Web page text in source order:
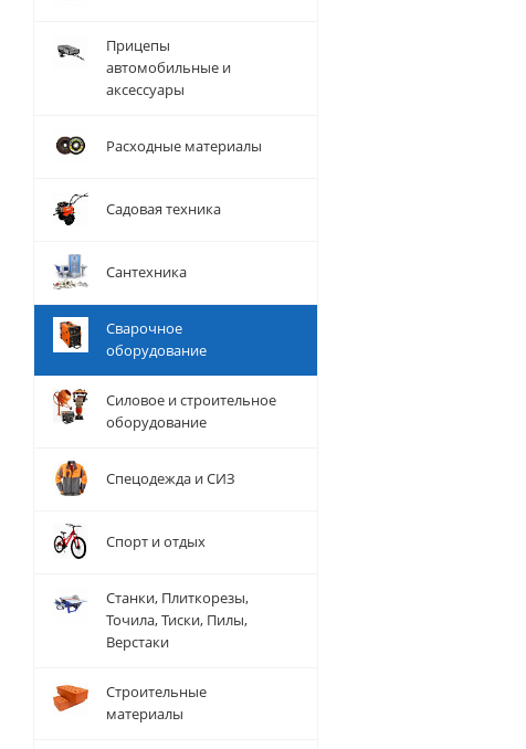
Прицепы
автомобильные и
аксессуары
Расходные материалы
Садовая техника
Сантехника
Сварочное
оборудование
Силовое и строительное
оборудование
Спецодежда и СИЗ
Спорт и отдых
Станки, Плиткорезы,
Точила, Тиски, Пилы,
Верстаки
Строительные
материалы